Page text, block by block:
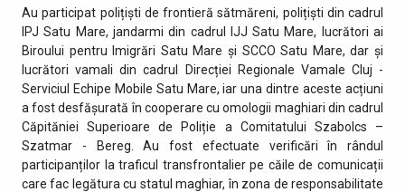
Au participat polițiști de frontieră sătmăreni, polițiști din cadrul
IPJ Satu Mare, jandarmi din cadrul IJJ Satu Mare, lucrători ai
Biroului pentru Imigrări Satu Mare și SCCO Satu Mare, dar și
lucrători vamali din cadrul Direcției Regionale Vamale Cluj -
Serviciul Echipe Mobile Satu Mare, iar una dintre aceste acțiuni
a fost desfășurată în cooperare cu omologii maghiari din cadrul
Căpităniei Superioare de Poliție a Comitatului Szabolcs –
Szatmar - Bereg. Au fost efectuate verificări în rândul
participanților la traficul transfrontalier pe căile de comunicații
care fac legătura cu statul maghiar, în zona de responsabilitate